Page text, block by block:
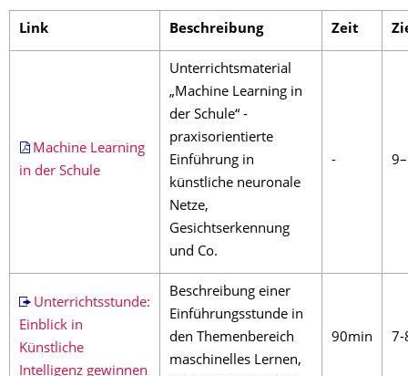
Link Beschreibung Zeit
Machine Learning
in der Schule
Unterrichtsmaterial
„Machine Learning in
der Schule“ -
praxisorientierte
Einführung in
künstliche neuronale
Netze,
Gesichtserkennung
und Co.
-
Unterrichtsstunde:
Einblick in
Künstliche
Intelligenz gewinnen
Beschreibung einer
Einführungsstunde in
den Themenbereich
maschinelles Lernen,
90min 7-